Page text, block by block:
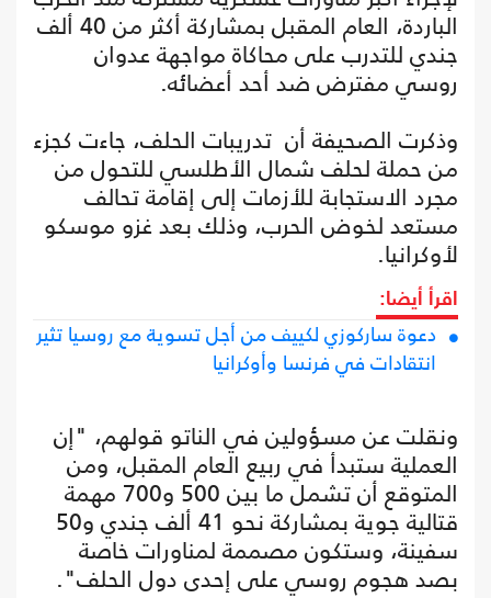
الباردة، العام المقبل بمشاركة أكثر من 40 ألف
جندي للتدرب على محاكاة مواجهة عدوان
روسي مفترض ضد أحد أعضائه.
وذكرت الصحيفة أن تدريبات الحلف، جاءت كجزء
من حملة لحلف شمال الأطلسي للتحول من
مجرد الاستجابة للأزمات إلى إقامة تحالف
مستعد لخوض الحرب، وذلك بعد غزو موسكو
لأوكرانيا.
اقرأ أيضا:
دعوة ساركوزي لكييف من أجل تسوية مع روسيا تثير
انتقادات في فرنسا وأوكرانيا
ونقلت عن مسؤولين في الناتو قولهم، "إن
العملية ستبدأ في ربيع العام المقبل، ومن
المتوقع أن تشمل ما بين 500 و700 مهمة
قتالية جوية بمشاركة نحو 41 ألف جندي و50
سفينة، وستكون مصممة لمناورات خاصة
بصد هجوم روسي على إحدى دول الحلف".